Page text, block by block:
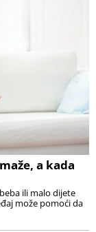
a kada
ili malo dijete
može pomoći da